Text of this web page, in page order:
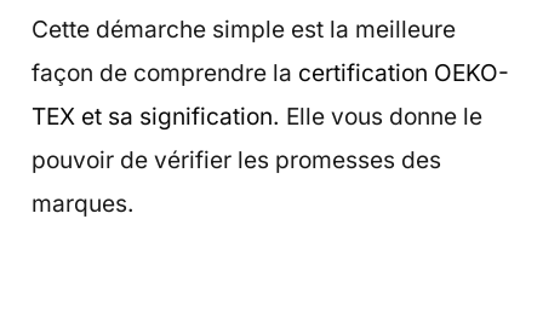
Cette démarche simple est la meilleure
façon de comprendre la certification OEKO-
TEX et sa signification. Elle vous donne le
pouvoir de vérifier les promesses des
marques.